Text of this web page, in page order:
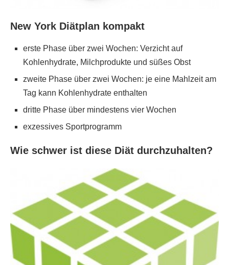
New York Diätplan kompakt
erste Phase über zwei Wochen: Verzicht auf
Kohlenhydrate, Milchprodukte und süßes Obst
zweite Phase über zwei Wochen: je eine Mahlzeit am
Tag kann Kohlenhydrate enthalten
dritte Phase über mindestens vier Wochen
exzessives Sportprogramm
Wie schwer ist diese Diät durchzuhalten?